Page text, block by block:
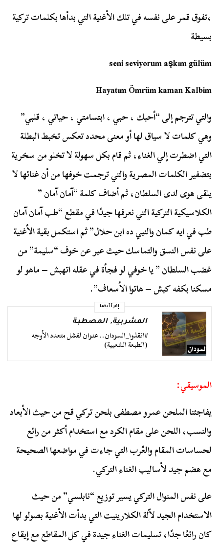
،تفوق قمر على نفسه في تلك الأغنية التي بدأها بكلمات تركية
بسيطة
seni seviyorum aşkım gülüm
Hayatım Ömrüm kaman Kalbim
والتي تترجم إلى “أحبك ، حبي ، ابتسامتي ، حياتي ، قلبي”
وهي كلمات لا سياق لها أو معنى محدد تعكس تخبط البطلة
التي اضطرت إلي الغناء، ثم قام بكل سهولة لا تخلو من سخرية
بتضفير الكلمات المصرية والتي ترجمت خوفها من أن غنائها لا
يلقى هوى لدى السلطان، ثم أضاف كلمة “آمان آمان ”
الكلاسيكية التركية التي نعرفها جيدًا في مقطع “طب آمان آمان
طب في ايه كمان والنبي ده ابن حلال” ثم استكمل بقية الأغنية
على نفس النسق والتماسك حيث عبر عن خوف “سليمة” من
غضب السلطان ” يا خوفي لو فجأة في عقله اتهبش – ماهو لو
مسكنا بكفه كبش – هاتوا الأسعاف”.
إقرأ أيضا
المشربية,المصطبة
#انقذوا_السودان.. عنوان لفشل متعدد الأوجه
(الطبعة الشعبية)
الموسيقي:
يفاجئنا الملحن عمرو مصطفى بلحن تركي قح من حيث الأبعاد
والنسب، اللحن على مقام الكرد مع استخدام أكثر من رائع
لحساسات المقام والعُرب التي جاءت في مواضعها الصحيحة
مع هضم جيد لأساليب الغناء التركي.
على نفس المنوال التركي يسير توزيع “نابلسي” من حيث
الاستخدام الجيد لاّلة الكلارينيت التي بدأت الأغنية بصولو لها
كان رائعًا جدًا، تسليمات الغناء جيدة في كل المقاطع مع إيقاع